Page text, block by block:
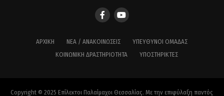
ΑΡΧΙΚΉ ΝΈΑ / ΑΝΑΚΟΙΝΏΣΕΙΣ
ΥΠΕΎΘΥΝΟΙ ΟΜΆΔΑΣ
ΚΟΙΝΩΝΙΚΉ ΔΡΑΣΤΗΡΙΌΤΗΤΑ
ΥΠΟΣΤΗΡΙΚΤΈΣ
Copyright © 2025 Επίλεκτοι Παλαίμαχοι Θεσσαλίας. Με την επιφύλαξη παντός